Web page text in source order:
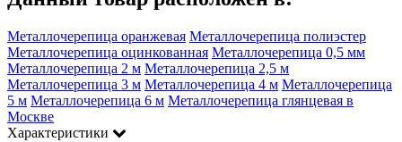
Металлочерепица оранжевая Металлочерепица полиэстер
Металлочерепица оцинкованная Металлочерепица 0,5 мм
Металлочерепица 2 м Металлочерепица 2,5 м
Металлочерепица 3 м Металлочерепица 4 м Металлочерепица
5 м Металлочерепица 6 м Металлочерепица глянцевая в
Москве
Характеристики